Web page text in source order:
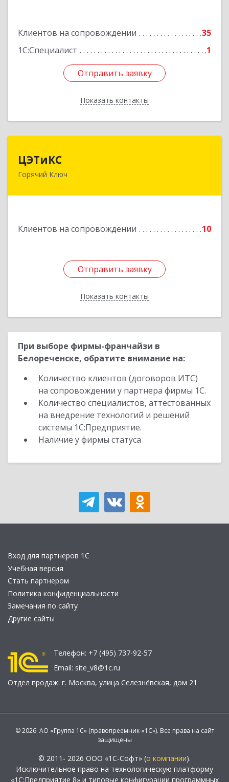
Клиентов на сопровождении
35
1С:Специалист
1
Отправить заявку
Показать контакты
Отправить заявку
Назад
ЦЭТиКС
Горячий Ключ
Клиентов на сопровождении 10
Отправить заявку
Показать контакты
353290, Краснодарский край, Горячий Ключ г,
Отправить заявку
Назад
При выборе фирмы-франчайзи в
Белореченске, обратите внимание на:
Количество клиентов (договоров ИТС)
на сопровождении у партнера фирмы 1С.
Количество специалистов, аттестованных
на внедрение технологий и решений
системы 1С:Предприятие.
Наличие у фирмы статуса
Вход для партнеров 1С
Учебная версия
Стать партнером
Политика конфиденциальности
Замечания по сайту
Другие сайты
Телефон: +7 (495) 737-92-57
Email: site_v8@1c.ru
Отдел продаж: г. Москва, улица Селезнёвская, дом 21
© 2026 АО «Группа 1С» (правопреемник «1С»). Все права на сайт
защищены
© 2011- 2026 ООО «1С-Софт» (о компании).
Исключительное право на технологическую платформу
«1С:Предприятие 8» и типовые конфигурации программных